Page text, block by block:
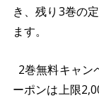
き、残り3巻の
ます。
2巻無料キャン
ーポンは上限